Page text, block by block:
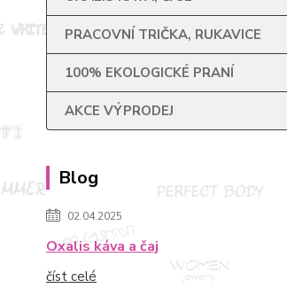
PRACOVNÍ TRIČKA, RUKAVICE
100% EKOLOGICKÉ PRANÍ
AKCE VÝPRODEJ
Blog
02.04.2025
Oxalis káva a čaj
číst celé